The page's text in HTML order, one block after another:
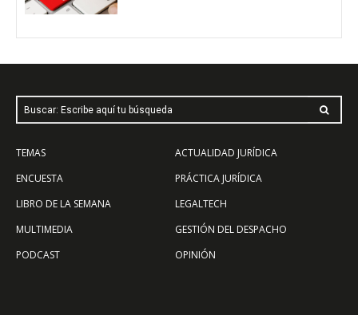
Buscar: Escribe aquí tu búsqueda
TEMAS
ENCUESTA
LIBRO DE LA SEMANA
MULTIMEDIA
PODCAST
ACTUALIDAD JURÍDICA
PRÁCTICA JURÍDICA
LEGALTECH
GESTIÓN DEL DESPACHO
OPINIÓN